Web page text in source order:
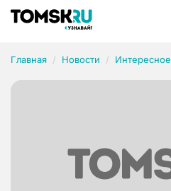
Главная Новости Интересное